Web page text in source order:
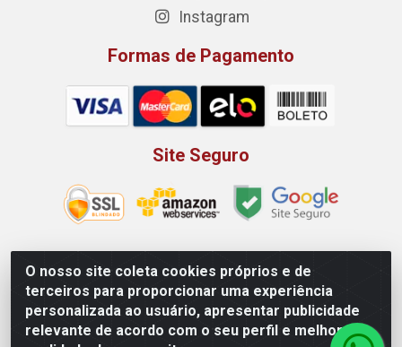
O nosso site coleta cookies próprios e de
terceiros para proporcionar uma experiência
personalizada ao usuário, apresentar publicidade
relevante de acordo com o seu perfil e melhorar a
Instagram
Formas de Pagamento
Site Seguro
Rio Vermelho Distribuição de Alimentos LTDA - Rodovia BR,
153, KM 52 N 00 QD 00 LT 16 - Bairro Jardim Eldorado,
Anápolis/GO - CEP 75.045-190 - CNPJ 10.912.900/0002-40